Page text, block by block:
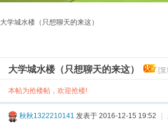
大学城水楼（只想聊天的来这）
大学城水楼（只想聊天的来这） [
本帖为抢楼帖，欢迎抢楼!
秋秋1322210141 发表于 2016-12-15 19:52 |